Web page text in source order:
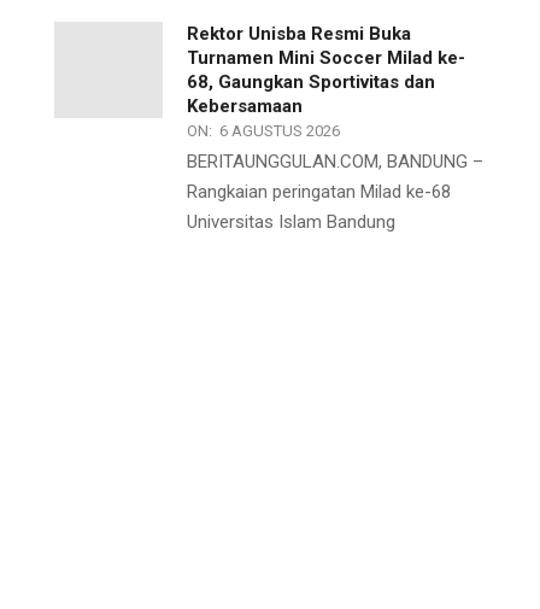
Rektor Unisba Resmi Buka
Turnamen Mini Soccer Milad ke-
68, Gaungkan Sportivitas dan
Kebersamaan
ON: 6 AGUSTUS 2026
BERITAUNGGULAN.COM, BANDUNG –
Rangkaian peringatan Milad ke-68
Universitas Islam Bandung